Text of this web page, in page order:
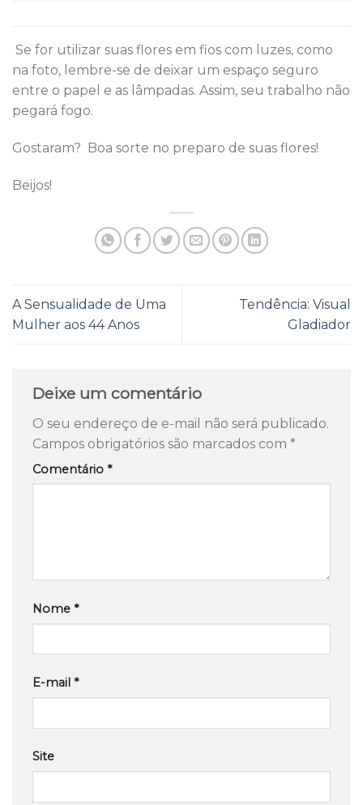
Se for utilizar suas flores em fios com luzes, como
na foto, lembre-se de deixar um espaço seguro
entre o papel e as lâmpadas. Assim, seu trabalho não
pegará fogo.
Gostaram? Boa sorte no preparo de suas flores!
Beijos!
A Sensualidade de Uma
Mulher aos 44 Anos
Tendência: Visual
Gladiador
Deixe um comentário
O seu endereço de e-mail não será publicado.
Campos obrigatórios são marcados com *
Comentário *
Nome *
E-mail *
Site